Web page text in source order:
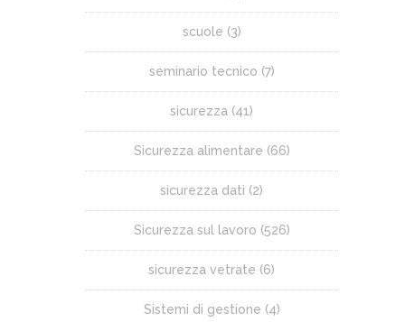
scuole (3)
seminario tecnico (7)
sicurezza (41)
Sicurezza alimentare (66)
sicurezza dati (2)
Sicurezza sul lavoro (526)
sicurezza vetrate (6)
Sistemi di gestione (4)